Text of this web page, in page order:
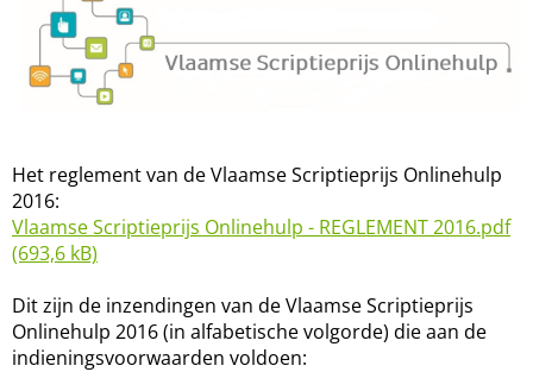
Het reglement van de Vlaamse Scriptieprijs Onlinehulp
2016:
Vlaamse Scriptieprijs Onlinehulp - REGLEMENT 2016.pdf
(693,6 kB)
Dit zijn de inzendingen van de Vlaamse Scriptieprijs
Onlinehulp 2016 (in alfabetische volgorde) die aan de
indieningsvoorwaarden voldoen: